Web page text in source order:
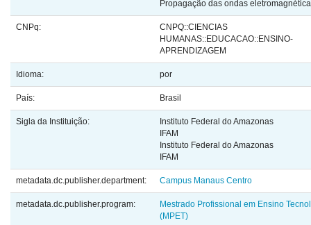
Propagação das ondas
CNPq:
CNPQ::CIENCIAS
HUMANAS::EDUCACAO::ENSINO-
APRENDIZAGEM
Idioma: por
País: Brasil
Sigla da Instituição:
Instituto Federal do Amazonas
IFAM
Instituto Federal do Amazonas
IFAM
metadata.dc.publisher.department: Campus Manaus Centro
metadata.dc.publisher.program:
Mestrado Profissional em Ensino
(MPET)